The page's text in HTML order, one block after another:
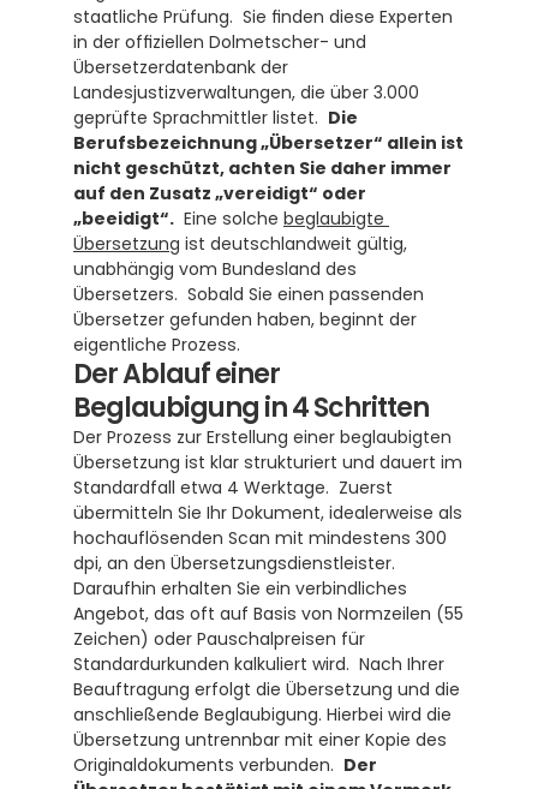
staatliche Prüfung.  Sie finden diese Experten
in der offiziellen Dolmetscher- und
Übersetzerdatenbank der
Landesjustizverwaltungen, die über 3.000
geprüfte Sprachmittler listet. Die
Berufsbezeichnung „Übersetzer“ allein ist
nicht geschützt, achten Sie daher immer
auf den Zusatz „vereidigt“ oder
„beeidigt“.
  Eine solche
beglaubigte
Übersetzung ist deutschlandweit gültig,
unabhängig vom Bundesland des
Übersetzers.  Sobald Sie einen passenden
Übersetzer gefunden haben, beginnt der
eigentliche Prozess.
Der Ablauf einer
Beglaubigung in 4 Schritten
Der Prozess zur Erstellung einer beglaubigten
Übersetzung ist klar strukturiert und dauert im
Standardfall etwa 4 Werktage.  Zuerst
übermitteln Sie Ihr Dokument, idealerweise als
hochauflösenden Scan mit mindestens 300
dpi, an den Übersetzungsdienstleister.
Daraufhin erhalten Sie ein verbindliches
Angebot, das oft auf Basis von Normzeilen (55
Zeichen) oder Pauschalpreisen für
Standardurkunden kalkuliert wird.  Nach Ihrer
Beauftragung erfolgt die Übersetzung und die
anschließende Beglaubigung. Hierbei wird die
Übersetzung untrennbar mit einer Kopie des
Originaldokuments verbunden. Der